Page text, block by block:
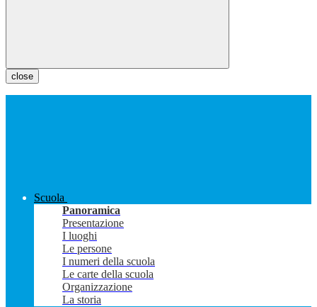
close
Scuola
Panoramica
Presentazione
I luoghi
Le persone
I numeri della scuola
Le carte della scuola
Organizzazione
La storia